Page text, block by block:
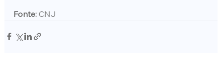
Fonte: CNJ